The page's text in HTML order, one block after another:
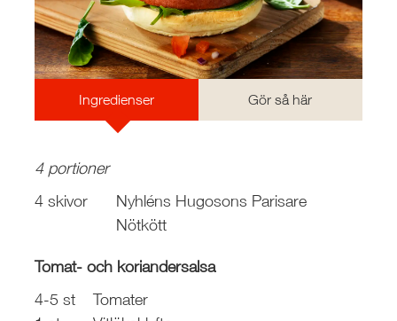
Ingredienser Gör så här
4 portioner
4 skivor
Nyhléns Hugosons Parisare
Nötkött
Tomat- och koriandersalsa
4-5 st
Tomater